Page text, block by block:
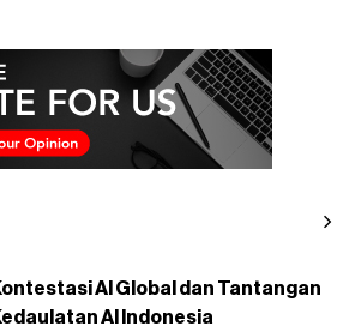
AI Global dan Tantangan
AI Indonesia